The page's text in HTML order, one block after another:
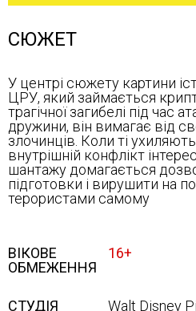
СЮЖЕТ
У центрі сюжету картини
ЦРУ, який займається
трагічної загибелі під час
дружини, він вимагає від
злочинців. Коли ті
внутрішній конфлікт
шантажу домагається
підготовки і вирушити на
терористами самому
ВІКОВЕ
ОБМЕЖЕННЯ
16+
СТУДІЯ
Walt Disney